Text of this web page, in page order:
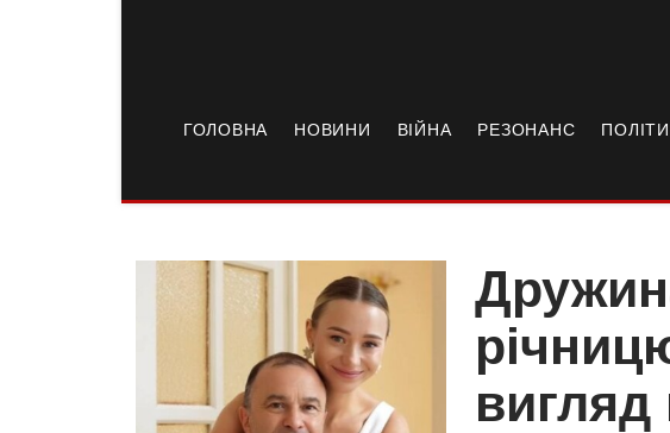
ГОЛОВНА НОВИНИ ВІЙНА РЕЗОНАНС
вигляд